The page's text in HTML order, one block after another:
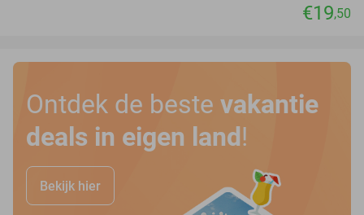
€19,50
Ontdek de beste vakantie
deals in eigen land!
Bekijk hier